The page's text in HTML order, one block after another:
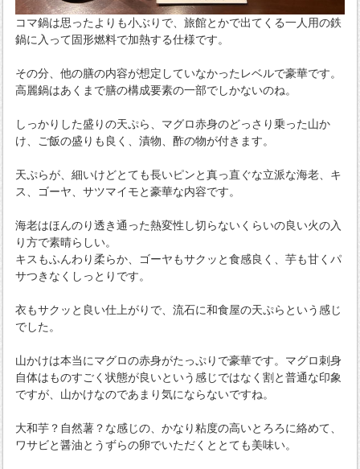
コマ鍋は思ったよりも小ぶりで、旅館とかで出てくる一人用の鉄
鍋に入って固形燃料で加熱する仕様です。
その分、他の膳の内容が想定していなかったレベルで豪華です。
高麗鍋はあくまで膳の構成要素の一部でしかないのね。
しっかりした盛りの天ぷら、マグロ赤身のどっさり乗った山か
け、ご飯の盛りも良く、漬物、酢の物が付きます。
天ぷらが、細いけどとても長いピンと真っ直ぐな立派な海老、キ
ス、ゴーヤ、サツマイモと豪華な内容です。
海老はほんのり透き通った熱変性し切らないくらいの良い火の入
り方で素晴らしい。
キスもふんわり柔らか、ゴーヤもサクッと食感良く、芋も甘くパ
サつきなくしっとりです。
衣もサクッと良い仕上がりで、流石に和食屋の天ぷらという感じ
でした。
山かけは本当にマグロの赤身がたっぷりで豪華です。マグロ刺身
自体はものすごく状態が良いという感じではなく割と普通な印象
ですが、山かけなのであまり気にならないですね。
大和芋？自然薯？な感じの、かなり粘度の高いとろろに絡めて、
ワサビと醤油とうずらの卵でいただくととても美味い。